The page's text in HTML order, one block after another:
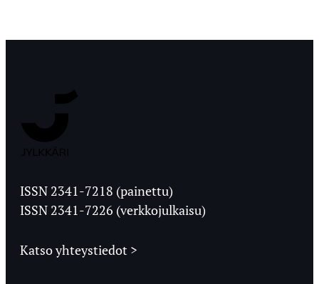
Ylioppilaslehti
ISSN 2341-7218 (painettu)
ISSN 2341-7226 (verkkojulkaisu)
Katso yhteystiedot >